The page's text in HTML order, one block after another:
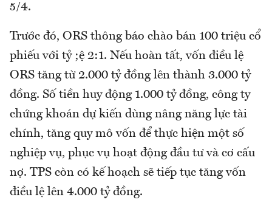
5/4.
Trước đó, ORS thông báo chào bán 100 triệu cổ
phiếu với tỷ ;ệ 2:1. Nếu hoàn tất, vốn điều lệ
ORS tăng từ 2.000 tỷ đồng lên thành 3.000 tỷ
đồng. Số tiền huy động 1.000 tỷ đồng, công ty
chứng khoán dự kiến dùng nâng năng lực tài
chính, tăng quy mô vốn để thực hiện một số
nghiệp vụ, phục vụ hoạt động đầu tư và cơ cấu
nợ. TPS còn có kế hoạch sẽ tiếp tục tăng vốn
điều lệ lên 4.000 tỷ đồng.